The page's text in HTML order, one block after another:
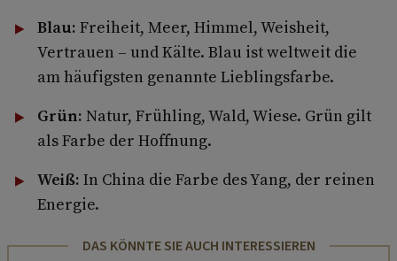
Blau: Freiheit, Meer, Himmel, Weisheit,
Vertrauen – und Kälte. Blau ist weltweit die
am häufigsten genannte Lieblingsfarbe.
Grün: Natur, Frühling, Wald, Wiese. Grün gilt
als Farbe der Hoffnung.
Weiß: In China die Farbe des Yang, der reinen
Energie.
DAS KÖNNTE SIE AUCH INTERESSIEREN